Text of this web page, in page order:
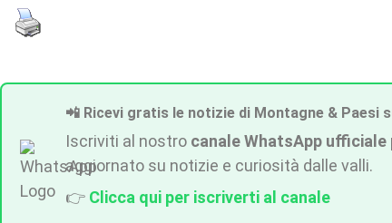
📲 Ricevi gratis le notizie di Montagne & Paesi
Iscriviti al nostro canale WhatsApp ufficiale
aggiornato su notizie e curiosità dalle valli.
👉 Clicca qui per iscriverti al canale